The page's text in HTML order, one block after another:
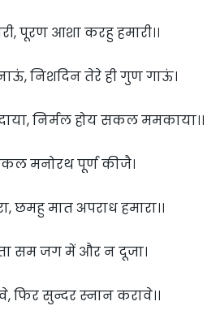
पूरण आशा करहु हमारी।।
निशदिन तेरे ही गुण गाऊं।
निर्मल होय सकल ममकाया।।
मनोरथ पूर्ण कीजै।
मात अपराध हमारा।।
सम जग में और न दूजा।
फिर सुन्दर स्नान करावे।।